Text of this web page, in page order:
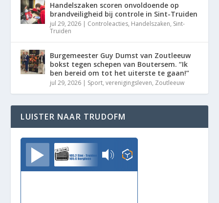
Handelszaken scoren onvoldoende op
brandveiligheid bij controle in Sint-Truiden
jul 29, 2026 | Controleacties, Handelszaken, Sint-
Truiden
Burgemeester Guy Dumst van Zoutleeuw
bokst tegen schepen van Boutersem. “Ik
ben bereid om tot het uiterste te gaan!”
jul 29, 2026 | Sport,verenigingsleven, Zoutleeuw
LUISTER NAAR TRUDOFM
TrudoFM